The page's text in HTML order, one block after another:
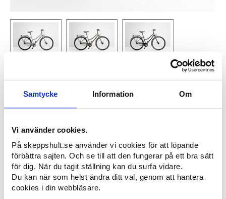
Samtycke Information Om
Vi använder cookies.
På skeppshult.se använder vi cookies för att löpande
förbättra sajten. Och se till att den fungerar på ett bra sätt
för dig. När du tagit ställning kan du surfa vidare.
Du kan när som helst ändra ditt val, genom att hantera
cookies i din webbläsare.
ELIT
En helt ny cykel från och med 2026. Enkelt uttryckt; vassare i allt. Ny ram
geometri. Vill du ha en riktigt sportig cykel, men inte en fullblodsracer (där
Utvecklad och tillverkad, från rör till färdig cykel, (till och med skärmarna) i
PRODUKTFAKTA
Material
Ram i höghållfast stål från SSAB, tillverkad och